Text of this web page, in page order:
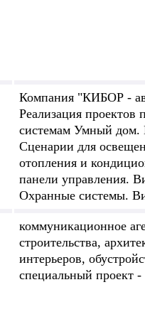
Компания "КИБОР -
Реализация проектов
системам Умный дом.
Сценарии для
отопления и
панели управления.
Охранные системы.
коммуникационное
строительства,
интерьеров,
специальный проект